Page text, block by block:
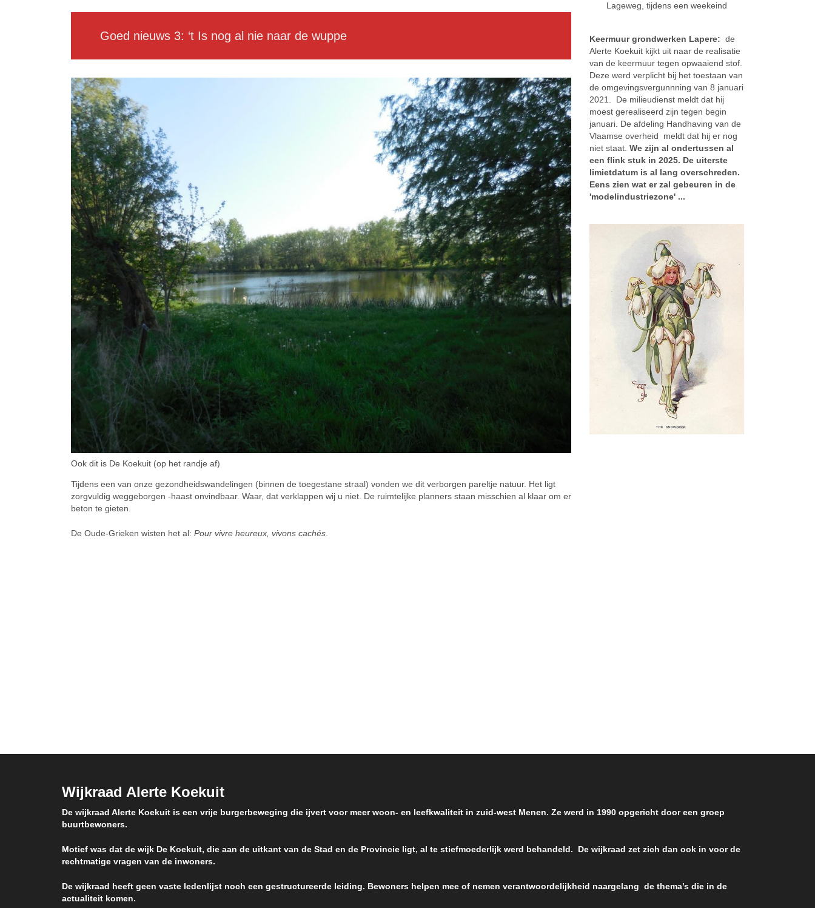
Goed nieuws 3: ‘t Is nog al nie naar de wuppe
Ook dit is De Koekuit (op het randje af)
Tijdens een van onze gezondheidswandelingen (binnen de toegestane straal) vonden we dit verborgen pareltje natuur. Het ligt
zorgvuldig weggeborgen -haast onvindbaar. Waar, dat verklappen wij u niet. De ruimtelijke planners staan misschien al klaar om er
beton te gieten.
De Oude-Grieken wisten het al: Pour vivre heureux, vivons cachés
Lageweg, tijdens een weekeind
Keermuur grondwerken Lapere: de
Alerte Koekuit kijkt uit naar de realisatie
van de keermuur tegen opwaaiend stof.
Deze werd verplicht bij het toestaan van
de omgevingsvergunnning van 8 januari
2021. De milieudienst meldt dat hij
moest gerealiseerd zijn tegen begin
januari. De afdeling Handhaving van de
Vlaamse overheid meldt dat hij er nog
niet staat. We zijn al ondertussen al
een flink stuk in 2025. De uiterste
limietdatum is al lang overschreden.
Eens zien wat er zal gebeuren in de
'modelindustriezone' ...
Wijkraad Alerte Koekuit
De wijkraad Alerte Koekuit is een vrije burgerbeweging die ijvert voor meer woon- en leefkwaliteit in zuid-west Menen. Ze werd in 1990 opgericht door een groep
buurtbewoners.
Motief was dat de wijk De Koekuit, die aan de uitkant van de Stad en de Provincie ligt, al te stiefmoederlijk werd behandeld. De wijkraad zet zich dan ook in voor de
rechtmatige vragen van de inwoners.
De wijkraad heeft geen vaste ledenlijst noch een gestructureerde leiding. Bewoners helpen mee of nemen verantwoordelijkheid naargelang de thema’s die in de
actualiteit komen.